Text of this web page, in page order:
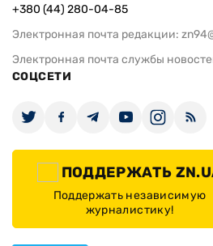
+380 (44) 280-04-85
Электронная почта редакции:
Электронная почта службы
СОЦСЕТИ
ПОДДЕРЖАТЬ
Поддержать независимую
журналистику!